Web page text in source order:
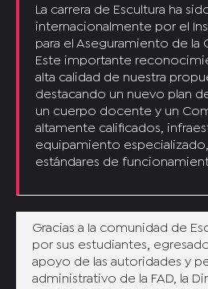
La carrera de Escultura ha
internacionalmente por el
para el Aseguramiento de la
Este importante
alta calidad de nuestra
destacando un nuevo plan
un cuerpo docente y un
altamente calificados,
equipamiento
estándares de
Gracias a la comunidad de
por sus estudiantes,
apoyo de las autoridades y
administrativo de la FAD, la